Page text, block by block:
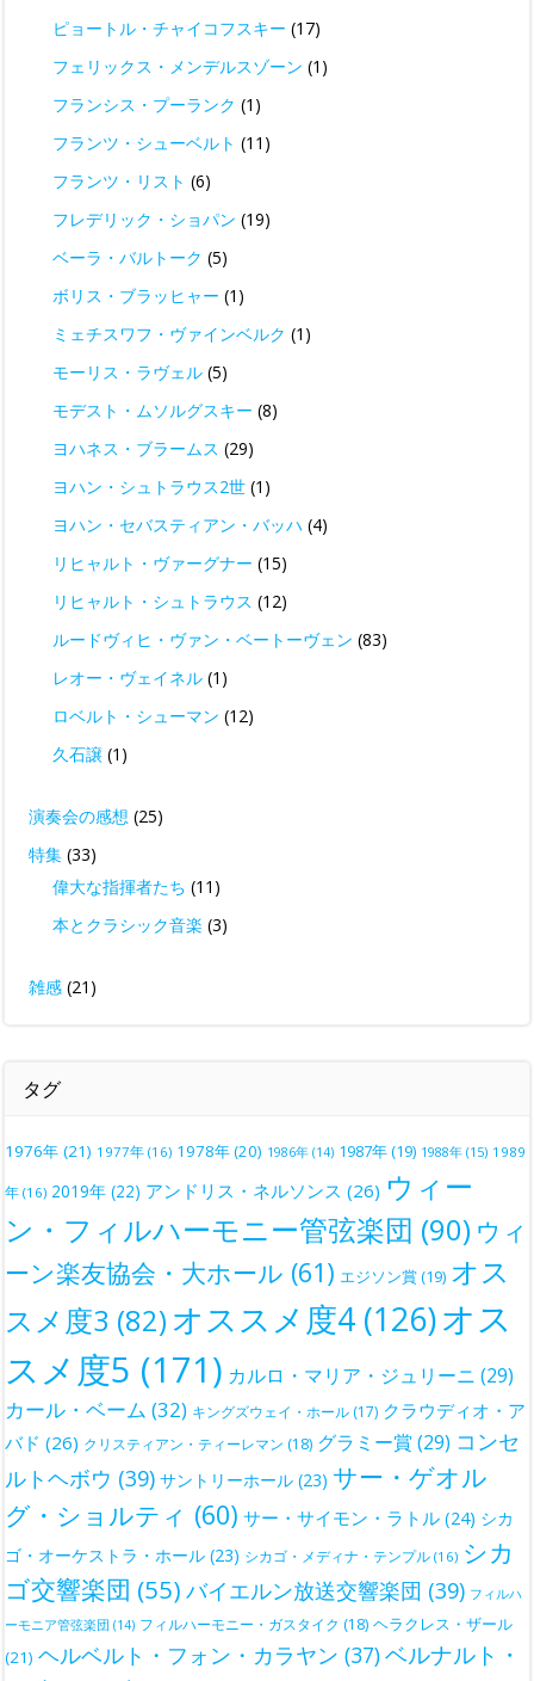
ピョートル・チャイコフスキー (17)
フェリックス・メンデルスゾーン (1)
フランシス・プーランク (1)
フランツ・シューベルト (11)
フランツ・リスト (6)
フレデリック・ショパン (19)
ベーラ・バルトーク (5)
ボリス・ブラッヒャー (1)
ミェチスワフ・ヴァインベルク (1)
モーリス・ラヴェル (5)
モデスト・ムソルグスキー (8)
ヨハネス・ブラームス (29)
ヨハン・シュトラウス2世 (1)
ヨハン・セバスティアン・バッハ (4)
リヒャルト・ヴァーグナー (15)
リヒャルト・シュトラウス (12)
ルードヴィヒ・ヴァン・ベートーヴェン (83)
レオー・ヴェイネル (1)
ロベルト・シューマン (12)
久石譲 (1)
演奏会の感想 (25)
特集 (33)
偉大な指揮者たち (11)
本とクラシック音楽 (3)
雑感 (21)
タグ
1976年 (21) 1977年 (16) 1978年(20) 1986年 (14) 1987年(19) 1988年 (15) 1989
年 (16) 2019年 (22) アンドリス・ネルソンス (26) ウィー
ン・フィルハーモニー管弦楽団 (90) ウィ
ーン楽友協会・大ホール (61) エジソン賞(19) オス
スメ度3 (82) オススメ度4 (126)オス
スメ度5 (171) カルロ・マリア・ジュリーニ (29)
カール・ベーム (32) キングズウェイ・ホール (17) クラウディオ・ア
バド (26) クリスティアン・ティーレマン (18) グラミー賞 (29) コンセ
ルトヘボウ (39) サントリーホール (23) サー・ゲオル
グ・ショルティ (60) サー・サイモン・ラトル (24) シカ
ゴ・オーケストラ・ホール (23) シカゴ・メディナ・テンプル (16) シカ
ゴ交響楽団 (55) バイエルン放送交響楽団 (39) フィルハ
ーモニア管弦楽団 (14) フィルハーモニー・ガスタイク (18) ヘラクレス・ザール
(21) ヘルベルト・フォン・カラヤン (37)ベルナルト・